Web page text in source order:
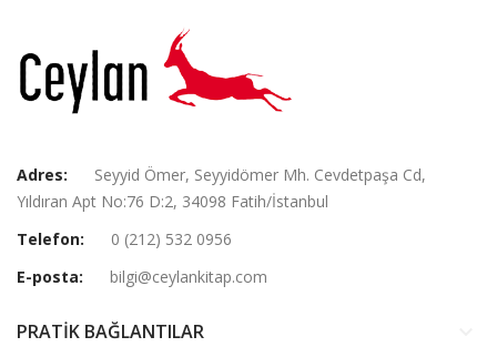
Adres:
Seyyid Ömer, Seyyidömer Mh. Cevdetpaşa Cd,
Yıldıran Apt No:76 D:2, 34098 Fatih/İstanbul
Telefon:
0 (212) 532 0956
E-posta:
bilgi@ceylankitap.com
PRATİK BAĞLANTILAR